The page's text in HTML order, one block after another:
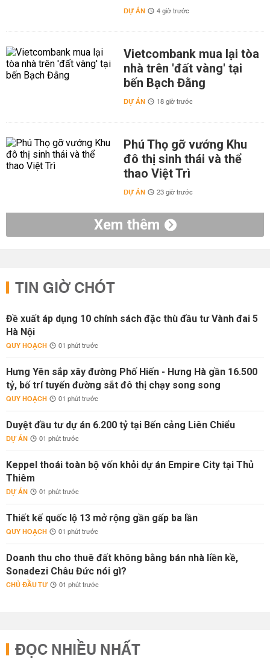
DỰ ÁN 4 giờ trước
Vietcombank mua lại tòa
nhà trên 'đất vàng' tại
bến Bạch Đằng
DỰ ÁN 18 giờ trước
Phú Thọ gỡ vướng Khu
đô thị sinh thái và thể
thao Việt Trì
DỰ ÁN 23 giờ trước
Xem thêm
TIN GIỜ CHÓT
Đề xuất áp dụng 10 chính sách đặc thù đầu tư Vành đai 5
Hà Nội
QUY HOẠCH 01 phút trước
Hưng Yên sắp xây đường Phố Hiến - Hưng Hà gần 16.500
tỷ, bố trí tuyến đường sắt đô thị chạy song song
QUY HOẠCH 01 phút trước
Duyệt đầu tư dự án 6.200 tỷ tại Bến cảng Liên Chiểu
DỰ ÁN 01 phút trước
Keppel thoái toàn bộ vốn khỏi dự án Empire City tại Thủ
Thiêm
DỰ ÁN 01 phút trước
Thiết kế quốc lộ 13 mở rộng gần gấp ba lần
QUY HOẠCH 01 phút trước
Doanh thu cho thuê đất không bằng bán nhà liền kề,
Sonadezi Châu Đức nói gì?
CHỦ ĐẦU TƯ 01 phút trước
ĐỌC NHIỀU NHẤT